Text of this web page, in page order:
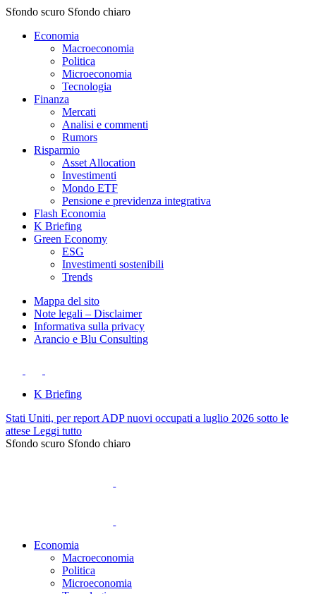
Sfondo scuro Sfondo chiaro
Economia
Macroeconomia
Politica
Microeconomia
Tecnologia
Finanza
Mercati
Analisi e commenti
Rumors
Risparmio
Asset Allocation
Investimenti
Mondo ETF
Pensione e previdenza integrativa
Flash Economia
K Briefing
Green Economy
ESG
Investimenti sostenibili
Trends
Mappa del sito
Note legali – Disclaimer
Informativa sulla privacy
Arancio e Blu Consulting
K Briefing
Stati Uniti, per report ADP nuovi occupati a luglio 2026 sotto le
attese Leggi tutto
Sfondo scuro Sfondo chiaro
Economia
Macroeconomia
Politica
Microeconomia